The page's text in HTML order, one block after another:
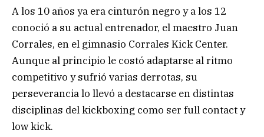
A los 10 años ya era cinturón negro y a los 12
conoció a su actual entrenador, el maestro Juan
Corrales, en el gimnasio Corrales Kick Center.
Aunque al principio le costó adaptarse al ritmo
competitivo y sufrió varias derrotas, su
perseverancia lo llevó a destacarse en distintas
disciplinas del kickboxing como ser full contact y
low kick.